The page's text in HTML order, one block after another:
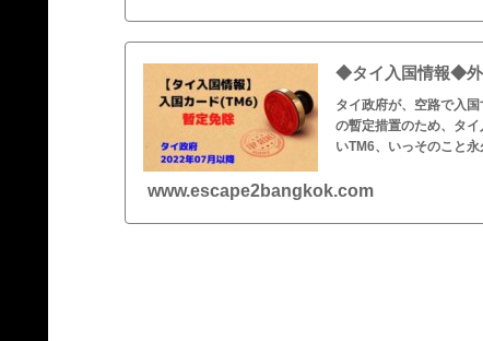
◆タイ入国情報◆外
タイ政府が、空路で入
の暫定措置のため、タ
いTM6、いっそのこと
www.escape2bangkok.com